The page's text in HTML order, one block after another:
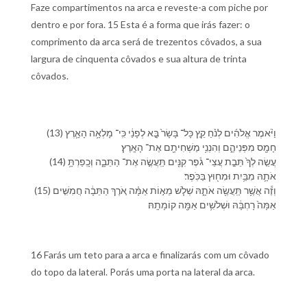
Faze compartimentos na arca e reveste-a com piche por
dentro e por fora. 15 Esta é a forma que irás fazer: o
comprimento da arca será de trezentos côvados, a sua
largura de cinquenta côvados e sua altura de trinta
côvados.
(13) וַ⁠יֹּ֨אמֶר אֱלֹהִ֜ים לְ⁠נֹ֗חַ קֵ֤ץ כָּל־ בָּשָׂר֙ בָּ֣א לְ⁠פָנַ֔⁠י כִּֽי־ מָלְאָ֥ה הָ⁠אָ֛רֶץ
חָמָ֖ס מִ⁠פְּנֵי⁠הֶ֑ם וְ⁠הִנְ⁠נִ֥י מַשְׁחִיתָ֖⁠ם אֶת־ הָ⁠אָֽרֶץ׃
(14) עֲשֵׂ֤ה לְ⁠ךָ֙ תֵּבַ֣ת עֲצֵי־ גֹ֔פֶר קִנִּ֖ים תַּֽעֲשֶׂ֣ה אֶת־ הַ⁠תֵּבָ֑ה וְ⁠כָֽפַרְתָּ֥
אֹתָ֛⁠הּ מִ⁠בַּ֥יִת וּ⁠מִ⁠ח֖וּץ בַּ⁠כֹּֽפֶר׃
(15) וְ⁠זֶ֕ה אֲשֶׁ֥ר תַּֽעֲשֶׂ֖ה אֹתָ֑⁠הּ שְׁלֹ֧שׁ מֵא֣וֹת אַמָּ֗ה אֹ֚רֶךְ הַ⁠תֵּבָ֔ה חֲמִשִּׁ֤ים
אַמָּה֙ רָחְבָּ֔⁠הּ וּ⁠שְׁלֹשִׁ֥ים אַמָּ֖ה קוֹמָתָֽ⁠הּ׃
16 Farás um teto para a arca e finalizarás com um côvado
do topo da lateral. Porás uma porta na lateral da arca.